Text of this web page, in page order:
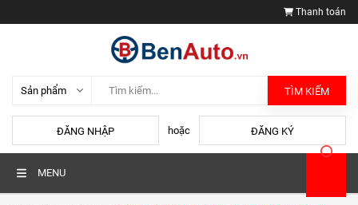
Thanh toán
TÌM KIẾM
ĐĂNG NHẬP hoặc ĐĂNG KÝ
MENU